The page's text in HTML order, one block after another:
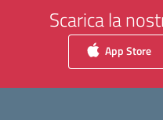
Scarica la
App Store